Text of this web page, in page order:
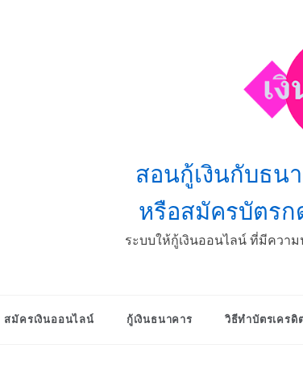
สอนกู้เงินกับธน
หรือสมัครบัตร
ระบบให้กู้เงินออนไลน์ ที่มีควา
สมัครเงินออนไลน์ กู้เงินธนาคาร วิธีทําบัตรเครดิ